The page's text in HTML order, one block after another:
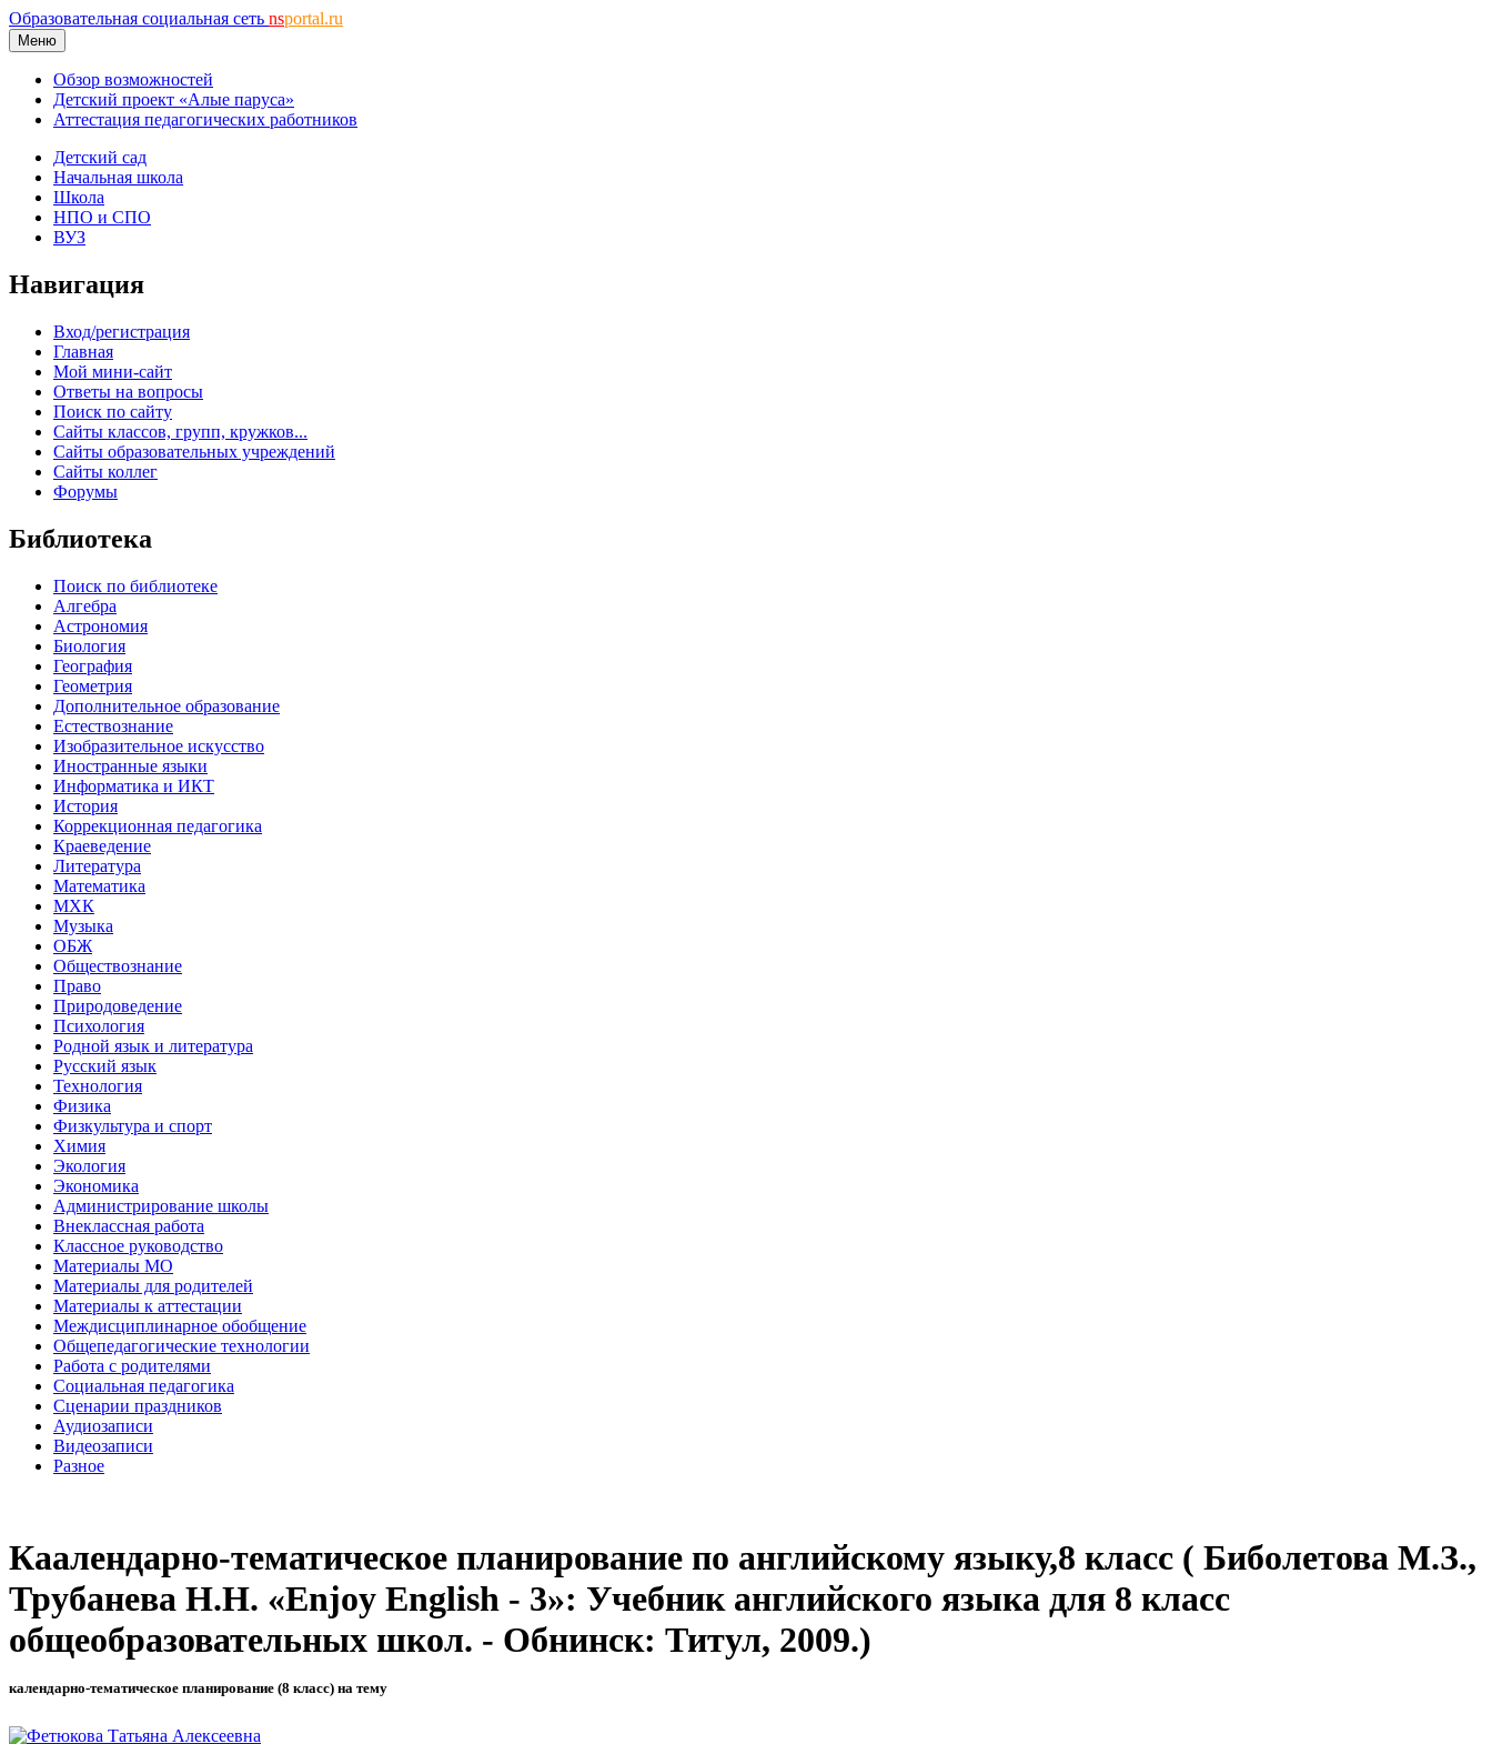
Образовательная социальная сеть nsportal.ru
Меню
Обзор возможностей
Детский проект «Алые паруса»
Аттестация педагогических работников
Детский сад
Начальная школа
Школа
НПО и СПО
ВУЗ
Навигация
Вход/регистрация
Главная
Мой мини-сайт
Ответы на вопросы
Поиск по сайту
Сайты классов, групп, кружков...
Сайты образовательных учреждений
Сайты коллег
Форумы
Библиотека
Поиск по библиотеке
Алгебра
Астрономия
Биология
География
Геометрия
Дополнительное образование
Естествознание
Изобразительное искусство
Иностранные языки
Информатика и ИКТ
История
Коррекционная педагогика
Краеведение
Литература
Математика
МХК
Музыка
ОБЖ
Обществознание
Право
Природоведение
Психология
Родной язык и литература
Русский язык
Технология
Физика
Физкультура и спорт
Химия
Экология
Экономика
Администрирование школы
Внеклассная работа
Классное руководство
Материалы МО
Материалы для родителей
Материалы к аттестации
Междисциплинарное обобщение
Общепедагогические технологии
Работа с родителями
Социальная педагогика
Сценарии праздников
Аудиозаписи
Видеозаписи
Разное
Каалендарно-тематическое планирование по английскому языку,8 класс ( Биболетова М.З.,
Трубанева Н.Н. «Enjoy English - 3»: Учебник английского языка для 8 класс
общеобразовательных школ. - Обнинск: Титул, 2009.)
календарно-тематическое планирование (8 класс) на тему